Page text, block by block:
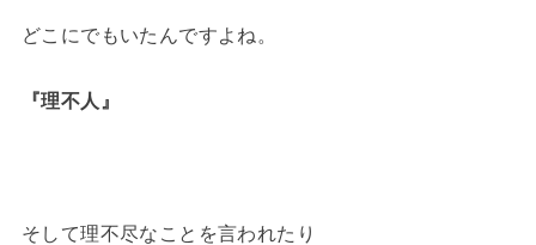
どこにでもいたんですよね。
『理不人』
そして理不尽なことを言われたり